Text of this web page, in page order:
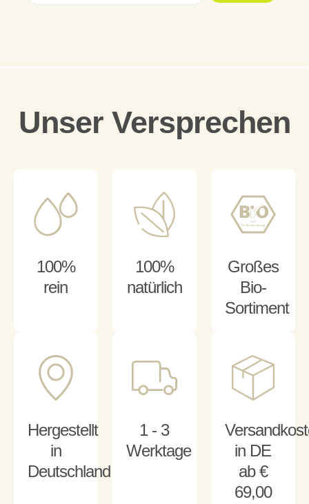
Unser Versprechen
100%
rein
100%
natürlich
Großes
Bio-
Sortiment
Hergestellt
in
Deutschland
1 - 3
Werktage
in DE
ab €
69,00